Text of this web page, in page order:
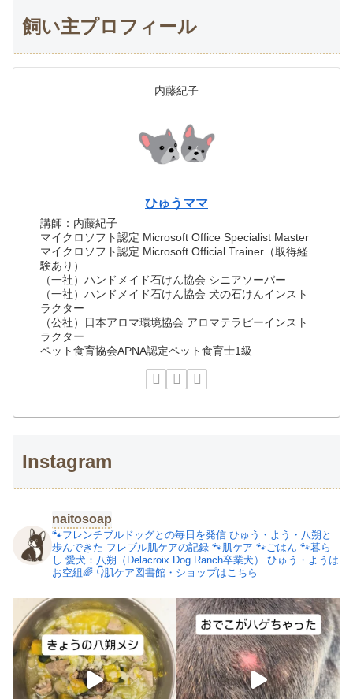
飼い主プロフィール
内藤紀子
ひゅうママ
講師：内藤紀子
マイクロソフト認定 Microsoft Office Specialist Master
マイクロソフト認定 Microsoft Official Trainer（取得経
験あり）
（一社）ハンドメイド石けん協会 シニアソーパー
（一社）ハンドメイド石けん協会 犬の石けんインスト
ラクター
（公社）日本アロマ環境協会 アロマテラピーインスト
ラクター
ペット食育協会APNA認定ペット食育士1級
Instagram
naitosoap
🐾フレンチブルドッグとの毎日を発信 ひゅう・よう・八朔と
歩んできた フレブル肌ケアの記録 🐾肌ケア 🐾ごはん 🐾暮ら
し 愛犬：八朔（Delacroix Dog Ranch卒業犬）
ひゅう・ようは
お空組🌈 👇肌ケア図書館・ショップはこちら